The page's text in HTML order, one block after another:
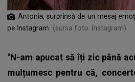
Antonia, surprinsă de un mesaj
pe Instagram
(sursa foto: Instagram)
"N-am apucat să îți zic până
mulțumesc pentru că,